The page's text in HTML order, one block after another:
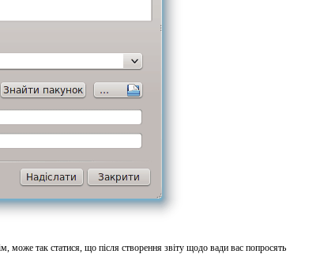
може так статися, що після створення звіту щодо вади вас попросять